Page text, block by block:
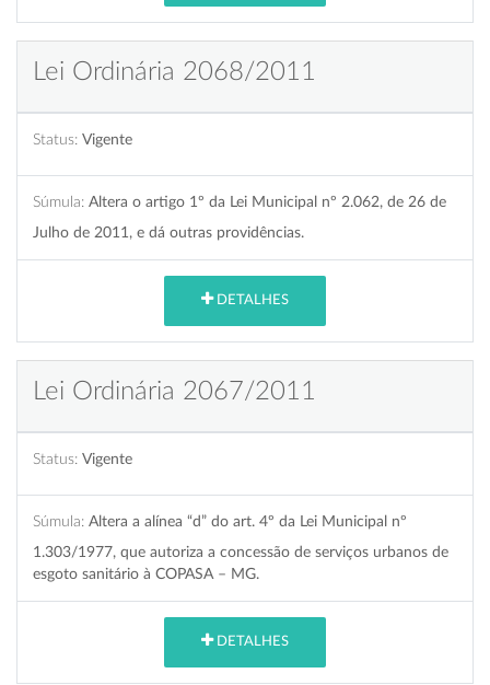
Lei Ordinária 2068/2011
Status: Vigente
Súmula: Altera o artigo 1º da Lei Municipal nº 2.062, de 26 de
Julho de 2011, e dá outras providências.
DETALHES
Lei Ordinária 2067/2011
Status: Vigente
Súmula: Altera a alínea “d” do art. 4º da Lei Municipal nº
1.303/1977, que autoriza a concessão de serviços urbanos de
esgoto sanitário à COPASA – MG.
DETALHES